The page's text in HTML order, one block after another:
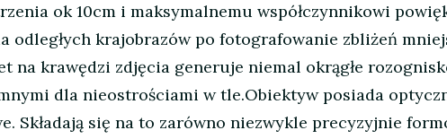
ok 10cm i maksymalnemu współczynnikowi
odległych krajobrazów po fotografowanie zbliżeń
na krawędzi zdjęcia generuje niemal okrągłe
dla nieostrościami w tle.Obiektyw posiada
Składają się na to zarówno niezwykle precyzyjnie